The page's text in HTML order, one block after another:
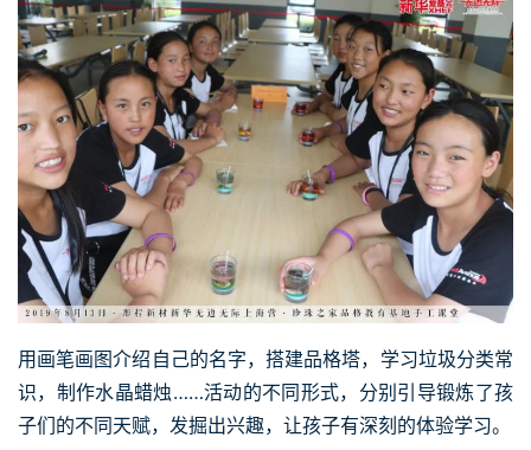
用画笔画图介绍自己的名字，搭建品格塔，学习垃圾分类常
识，制作水晶蜡烛……活动的不同形式，分别引导锻炼了孩
子们的不同天赋，发掘出兴趣，让孩子有深刻的体验学习。